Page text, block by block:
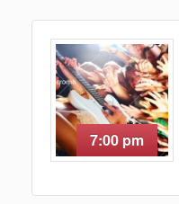
7:00 pm